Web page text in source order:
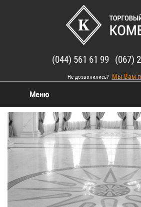
(044) 561 61 99 (067)
Не дозвонились? Мы Вам
Меню